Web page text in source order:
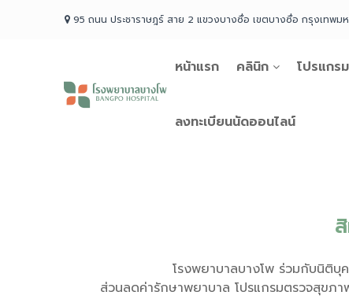
95 ถนน ประชาราษฎร์ สาย 2 แขวงบางซื่อ เขตบางซื่อ กรุงเทพม
โรง
พยาบาล
บางโพ
หน้าแรก คลินิก โปรแกร
ลงทะเบียนนัดออนไลน์
โรงพยาบาลบางโพ ร่วมกับนิติบุ
ส่วนลดค่ารักษาพยาบาล โปรแกรมตรวจสุขภา